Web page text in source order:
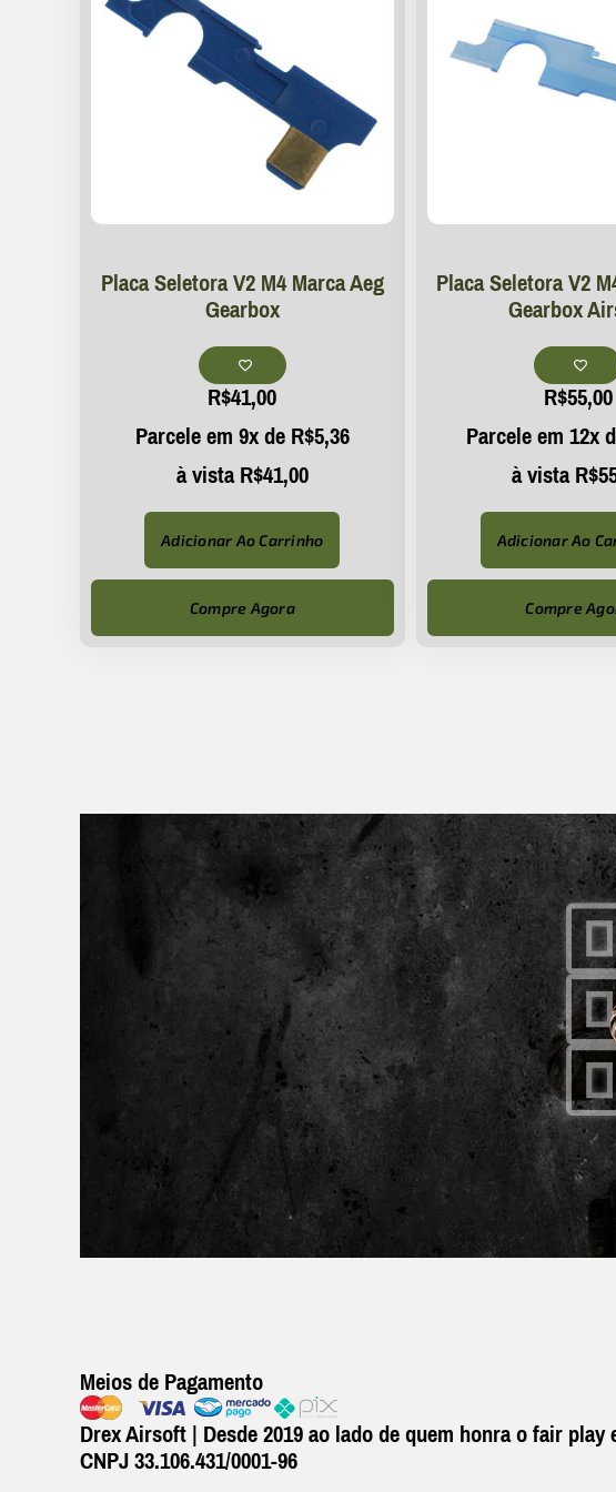
Placa Seletora V2 M4 Marca Aeg
Gearbox
R$41,00
Parcele em 9x deR$5,36
à vistaR$41,00
Adicionar Ao Carrinho
Compre Agora
Placa Seletora V2
Gearbox
R$55,00
Parcele em 12x
à vistaR$
Adicionar Ao
Compre
Meios de Pagamento
Drex Airsoft | Desde 2019 ao lado de quem honra o fair
CNPJ 33.106.431/0001-96